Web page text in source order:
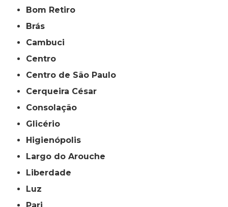
Bom Retiro
Brás
Cambuci
Centro
Centro de São Paulo
Cerqueira César
Consolação
Glicério
Higienópolis
Largo do Arouche
Liberdade
Luz